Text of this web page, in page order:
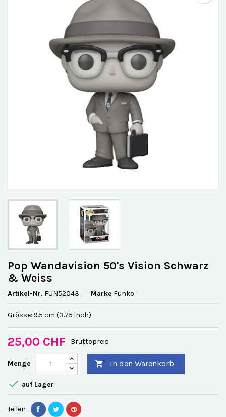
Pop Wandavision 50's Vision Schwarz
& Weiss
Artikel-Nr. FUN52043 Marke Funko
Grösse: 9.5 cm (3.75 inch).
25,00 CHF Bruttopreis
Menge  In den Warenkorb
 auf Lager
Teilen